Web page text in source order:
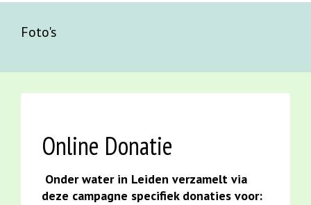
Foto's
Online Donatie
Onder water in Leiden verzamelt via
deze campagne specifiek donaties voor: